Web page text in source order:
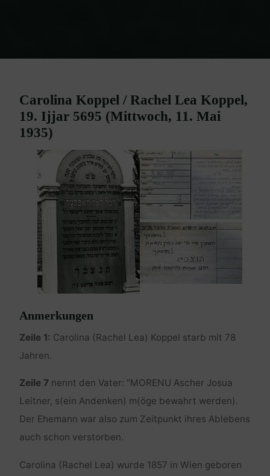
Home
Carolina Koppel / Rachel Lea Koppel,
19. Ijjar 5695 (Mittwoch, 11. Mai
1935)
Anmerkungen
Zeile 1: Carolina (Rachel Lea) Koppel starb mit 78
Jahren.
Zeile 7 nennt den Vater: “MORENU Ascher Josua
Leitner, s(ein Andenken) m(öge bewahrt werden).
Der Ehemann war also zum Zeitpunkt ihres Ablebens
auch schon verstorben.
Carolina (Rachel Lea) wurde 1857 in Wien geboren